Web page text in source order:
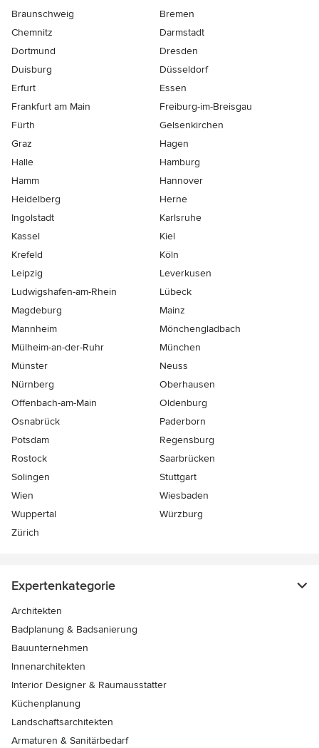
Braunschweig
Bremen
Chemnitz
Darmstadt
Dortmund
Dresden
Duisburg
Düsseldorf
Erfurt
Essen
Frankfurt am Main
Freiburg-im-Breisgau
Fürth
Gelsenkirchen
Graz
Hagen
Halle
Hamburg
Hamm
Hannover
Heidelberg
Herne
Ingolstadt
Karlsruhe
Kassel
Kiel
Krefeld
Köln
Leipzig
Leverkusen
Ludwigshafen-am-Rhein
Lübeck
Magdeburg
Mainz
Mannheim
Mönchen­gladbach
Mülheim-an-der-Ruhr
München
Münster
Neuss
Nürnberg
Oberhausen
Offenbach-am-Main
Oldenburg
Osnabrück
Paderborn
Potsdam
Regensburg
Rostock
Saarbrücken
Solingen
Stuttgart
Wien
Wiesbaden
Wuppertal
Würzburg
Zürich
Expertenkategorie
Architekten
Badplanung & Badsanierung
Bauunternehmen
Innenarchitekten
Interior Designer & Raumausstatter
Küchenplanung
Landschaftsarchitekten
Armaturen & Sanitärbedarf